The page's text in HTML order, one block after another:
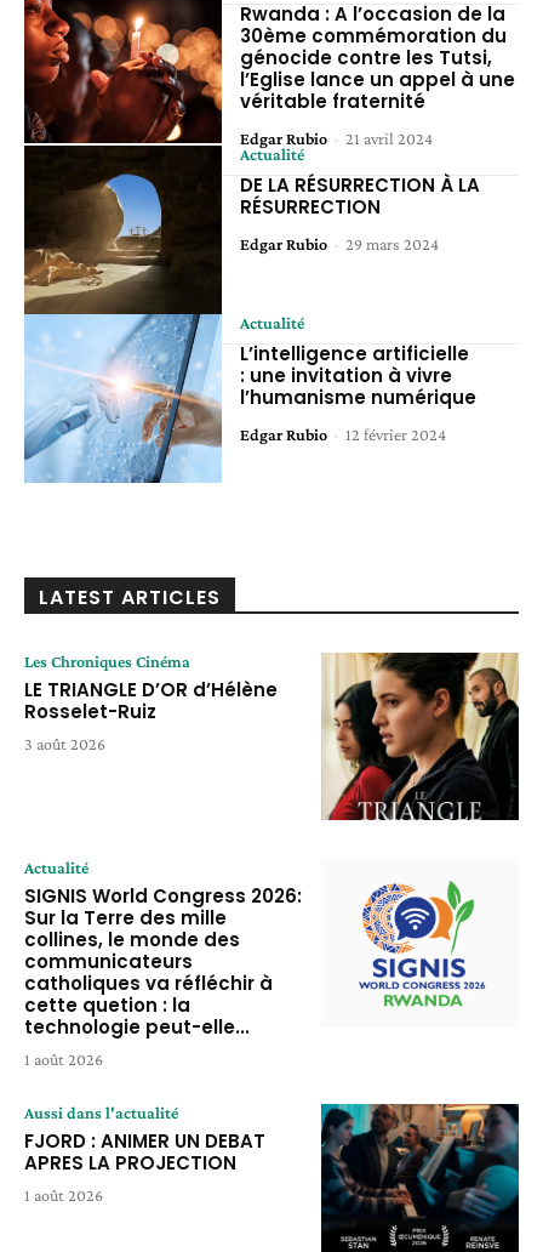
Rwanda : A l’occasion de la
30ème commémoration du
génocide contre les Tutsi,
l’Eglise lance un appel à une
véritable fraternité
Edgar Rubio - 21 avril 2024
Actualité
DE LA RÉSURRECTION À LA
RÉSURRECTION
Edgar Rubio - 29 mars 2024
Actualité
L’intelligence artificielle
: une invitation à vivre
l’humanisme numérique
Edgar Rubio - 12 février 2024
LATEST ARTICLES
Les Chroniques Cinéma
LE TRIANGLE D’OR d’Hélène
Rosselet-Ruiz
3 août 2026
Actualité
SIGNIS World Congress 2026:
Sur la Terre des mille
collines, le monde des
communicateurs
catholiques va réfléchir à
cette quetion : la
technologie peut-elle...
1 août 2026
Aussi dans l'actualité
FJORD : ANIMER UN DEBAT
APRES LA PROJECTION
1 août 2026